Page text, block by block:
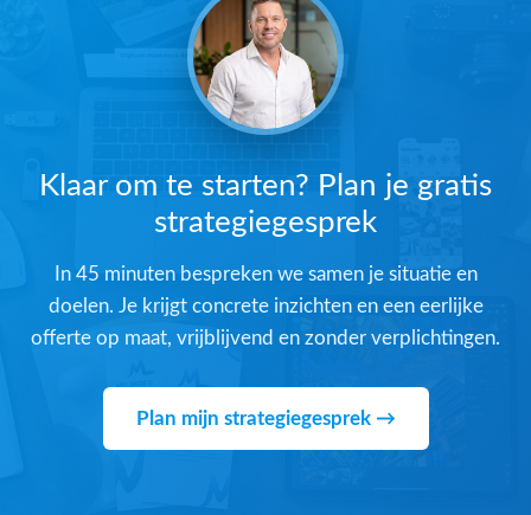
Klaar om te starten? Plan je gratis
strategiegesprek
In 45 minuten bespreken we samen je situatie en
doelen. Je krijgt concrete inzichten en een eerlijke
offerte op maat, vrijblijvend en zonder verplichtingen.
Plan mijn strategiegesprek →